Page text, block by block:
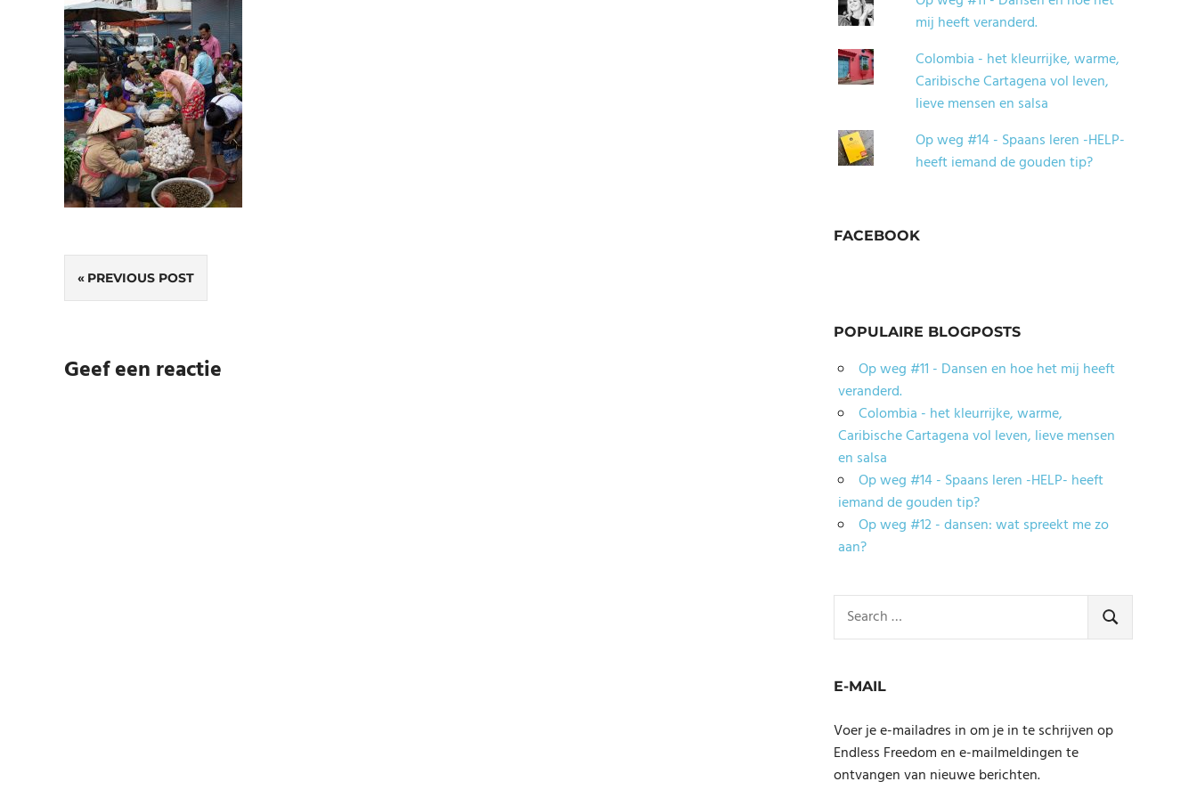
Bericht
navigatie
PREVIOUS POST
Geef een reactie
mij heeft veranderd.
Colombia - het kleurrijke, warme,
Caribische Cartagena vol leven,
lieve mensen en salsa
Op weg #14 - Spaans leren -HELP-
heeft iemand de gouden tip?
FACEBOOK
POPULAIRE BLOGPOSTS
Op weg #11 - Dansen en hoe het mij heeft
veranderd.
Colombia - het kleurrijke, warme,
Caribische Cartagena vol leven, lieve mensen
en salsa
Op weg #14 - Spaans leren -HELP- heeft
iemand de gouden tip?
Op weg #12 - dansen: wat spreekt me zo
aan?
for:
SEARCH
E-MAIL
Voer je e-mailadres in om je in te schrijven op
Endless Freedom en e-mailmeldingen te
ontvangen van nieuwe berichten.